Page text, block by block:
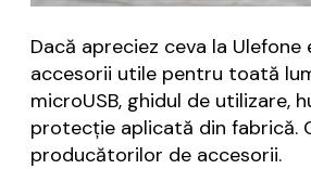
Dacă apreciez ceva la
accesorii utile pentru toată
microUSB, ghidul de utilizare,
protecţie aplicată din fabrică.
producătorilor de accesorii.